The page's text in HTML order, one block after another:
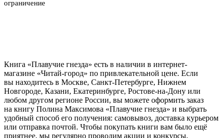
ограничение
Книга «Плавучие гнезда» есть в наличии в интернет-
магазине «Читай-город» по привлекательной цене. Если
вы находитесь в Москве, Санкт-Петербурге, Нижнем
Новгороде, Казани, Екатеринбурге, Ростове-на-Дону или
любом другом регионе России, вы можете оформить заказ
на книгу Полина Максимова «Плавучие гнезда» и выбрать
удобный способ его получения: самовывоз, доставка курьером
или отправка почтой. Чтобы покупать книги вам было ещё
приятнее, мы регулярно проводим акции и конкурсы.